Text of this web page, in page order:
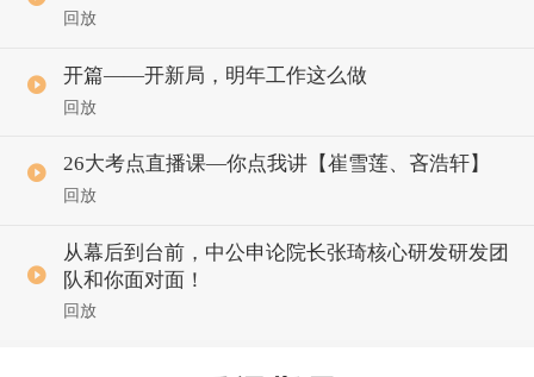
回放
开篇——开新局，明年工作这么做
回放
26大考点直播课—你点我讲【崔雪莲、吝浩轩】
回放
从幕后到台前，中公申论院长张琦核心研发研发团
队和你面对面！
回放